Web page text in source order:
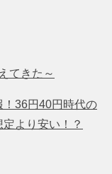
てきた～
！36円40円時代の
より安い！？